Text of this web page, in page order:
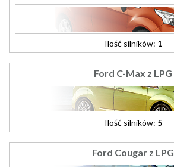
Ilość silników: 1
Ford C-Max z LPG
Ilość silników: 5
Ford Cougar z LPG